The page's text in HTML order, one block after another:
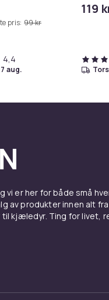
pris: 99 kr
4,4
aug.
119
vi er her for både små
av produkter innen alt
kjæledyr. Ting for livet,